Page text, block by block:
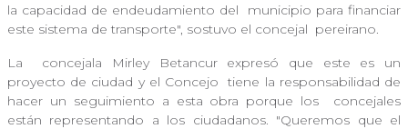
la capacidad de endeudamiento del
municipio para financiar
este sistema de transporte", sostuvo el concejal pereirano.
La
concejala Mirley Betancur expresó que este es un
proyecto de ciudad y el Concejo
tiene la responsabilidad de
hacer un seguimiento a esta obra porque los
concejales
están representando a los ciudadanos. "Queremos que el